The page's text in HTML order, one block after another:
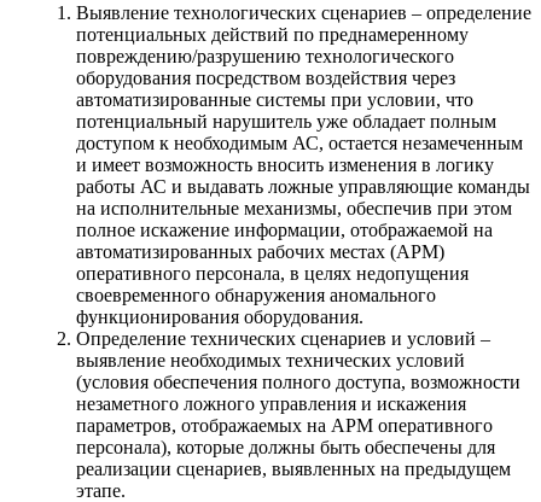
Выявление технологических сценариев – определение
потенциальных действий по преднамеренному
повреждению/разрушению технологического
оборудования посредством воздействия через
автоматизированные системы при условии, что
потенциальный нарушитель уже обладает полным
доступом к необходимым АС, остается незамеченным
и имеет возможность вносить изменения в логику
работы АС и выдавать ложные управляющие команды
на исполнительные механизмы, обеспечив при этом
полное искажение информации, отображаемой на
автоматизированных рабочих местах (АРМ)
оперативного персонала, в целях недопущения
своевременного обнаружения аномального
функционирования оборудования.
Определение технических сценариев и условий –
выявление необходимых технических условий
(условия обеспечения полного доступа, возможности
незаметного ложного управления и искажения
параметров, отображаемых на АРМ оперативного
персонала), которые должны быть обеспечены для
реализации сценариев, выявленных на предыдущем
этапе.